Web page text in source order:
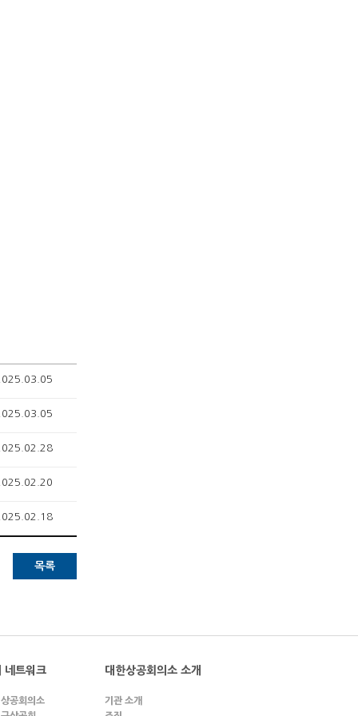
목록
네트워크
공회의소
대한상공회의소 소개
기관 소개